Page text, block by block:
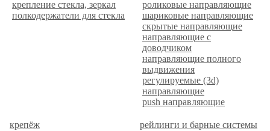
крепление стекла, зеркал
полкодержатели для стекла
роликовые направляющие
шариковые направляющие
скрытые направляющие
направляющие с
доводчиком
направляющие полного
выдвижения
регулируемые (3d)
направляющие
push направляющие
крепёж
рейлинги и барные системы